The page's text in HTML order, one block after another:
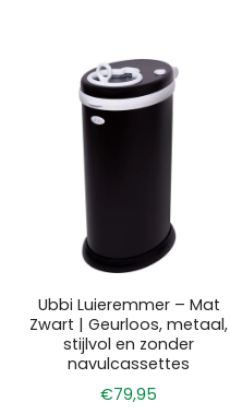
Ubbi Luieremmer – Mat
Zwart | Geurloos, metaal,
stijlvol en zonder
navulcassettes
€79,95